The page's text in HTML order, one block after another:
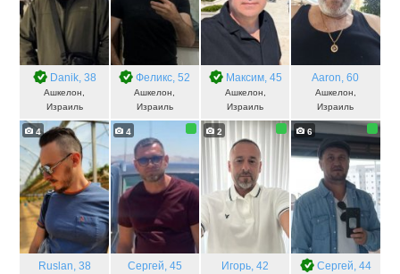
Danik, 38
Ашкелон,
Израиль
Феликс, 52
Ашкелон,
Израиль
Максим, 45
Ашкелон,
Израиль
Aaron, 60
Ашкелон,
Израиль
4
Ruslan, 38
4
Сергей, 45
2
Игорь, 42
6
Сергей, 44